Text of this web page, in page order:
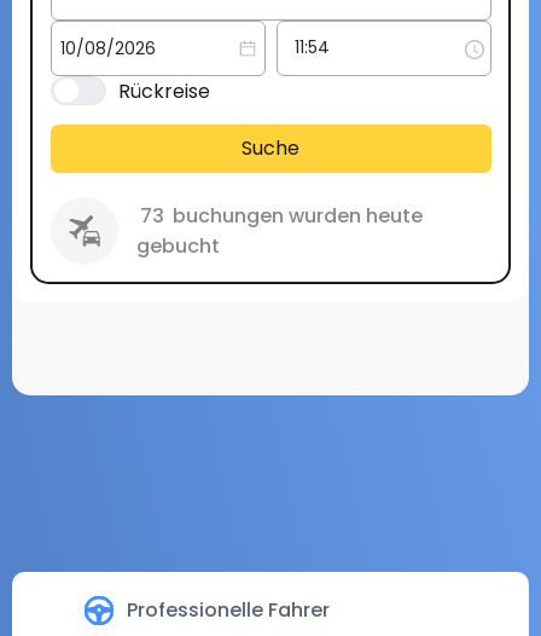
Professionelle Fahrer
Rückreise
Suche
73 buchungen wurden heute
gebucht